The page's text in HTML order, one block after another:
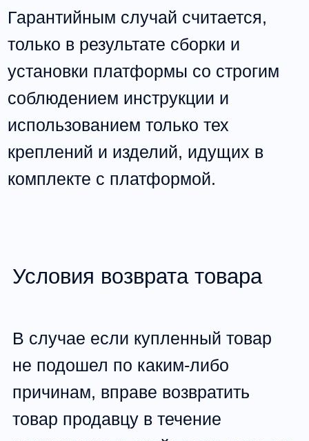
Политика конфиденциальности
ISENSORY 2023 ©️
Условия гарантии и возврата
Договор оферты